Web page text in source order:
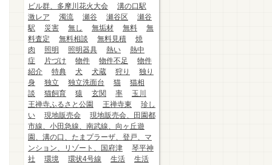
ビル群、多摩川花火大会
溝の口駅
激レア
濁流 瀬谷 瀬谷区
瀬谷
駅
災害 無し 無垢材 無料
無
料査定
無料相談 無料見積
焼
肉
照明 照明器具 熱い
熱中
症
片づけ 物件 物件不足
物件
紹介
特典 犬 犬蔵 狩り
独り
身
独立 独立洗面台 猫
猫相
談
猫飼育 猿 玄関 率
玉川
王禅寺ふるさと公園
王禅寺東
珍し
い
現地販売会
現地販売会、田園都
市線、小田急線、南武線、向ヶ丘遊
園、溝の口、たまプラーザ、登戸、マ
ンション、リゾート、国府津
琴平神
社
環境 環状4号線 生活
生活